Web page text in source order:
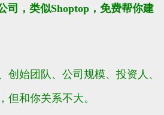
司，类似Shoptop，免费帮你建
创始团队、公司规模、投资人、
和你关系不大。